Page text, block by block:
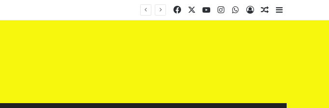
Facebook YouTubeInstagramWhatsApp
Log InRandom Article